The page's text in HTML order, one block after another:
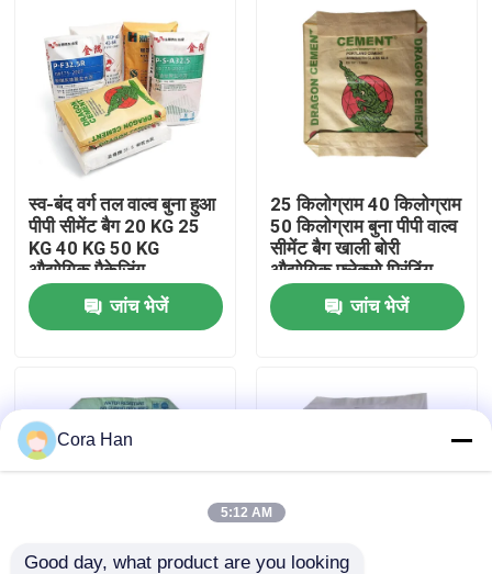
हमारे बारे में
कारखाना भ्रमण
गुणवत्ता नियंत्रण
संपर्क करें
एक उद्धरण का अनुरोध करें
पीपी सीमेंट बैग
स्व-बंद वर्ग तल वाल्व बुना हुआ
पीपी सीमेंट बैग 20 KG 25
KG 40 KG 50 KG
औद्योगिक पैकेजिंग
जांच भेजें
25 किलोग्राम 40 किलोग्राम
50 किलोग्राम बुना पीपी वाल्व
सीमेंट बैग खाली बोरी
औद्योगिक फ्लेक्सो प्रिंटिंग
पैकेजिंग
जांच भेजें
Cora Han
5:12 AM
Good day, what product are you looking